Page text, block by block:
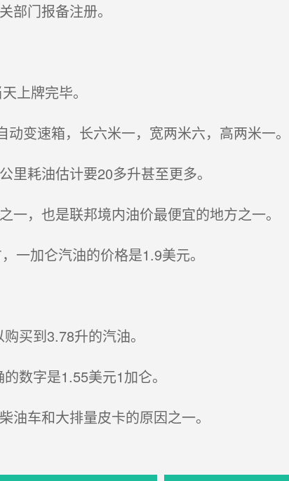
门报备注册。
上牌完毕。
变速箱，长六米一，宽两米六，高两米一。
耗油估计要20多升甚至更多。
，也是联邦境内油价最便宜的地方之一。
一加仑汽油的价格是1.9美元。
买到3.78升的汽油。
数字是1.55美元1加仑。
车和大排量皮卡的原因之一。